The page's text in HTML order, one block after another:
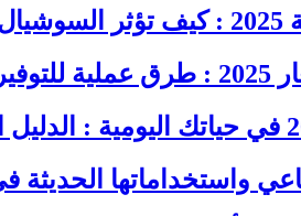
واستخداماتها الحديثة